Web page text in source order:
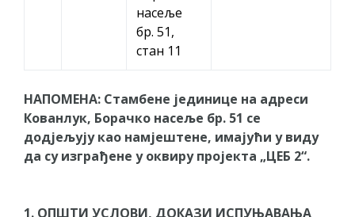
насеље
бр. 51,
стан 11
НАПОМЕНА: Стамбене јединице на адреси
Кованлук, Борачко насеље бр. 51 се
додјељују као намјештене, имајући у виду
да су изграђене у оквиру пројекта „ЦЕБ 2“.
1. ОПШТИ УСЛОВИ, ДОКАЗИ ИСПУЊАВАЊА